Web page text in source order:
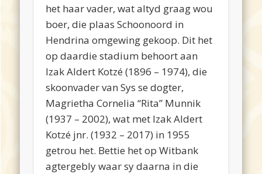
het haar vader, wat altyd graag wou
boer, die plaas Schoonoord in
Hendrina omgewing gekoop. Dit het
op daardie stadium behoort aan
Izak Aldert Kotzé (1896 – 1974), die
skoonvader van Sys se dogter,
Magrietha Cornelia “Rita” Munnik
(1937 – 2002), wat met Izak Aldert
Kotzé jnr. (1932 – 2017) in 1955
getrou het. Bettie het op Witbank
agtergebly waar sy daarna in die